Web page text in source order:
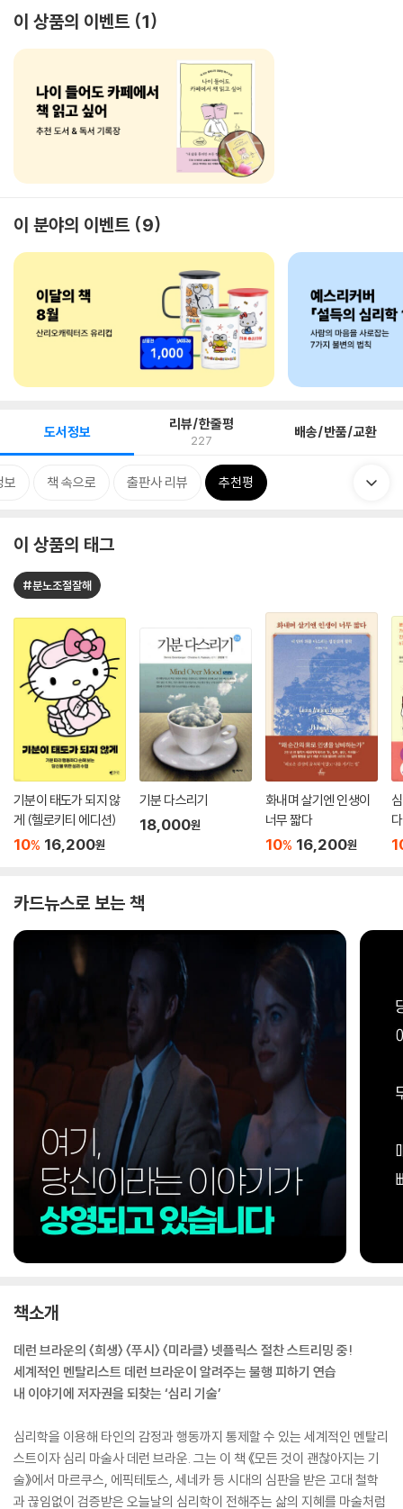
이 상품의 이벤트 1
이 분야의 이벤트 9
도서정보 리뷰/한줄평
227 배송/반품/교환
보 책 속으로 출판사 리뷰 추천평
이 상품의 태그
#분노조절잘해
기분이 태도가 되지 않
게 (헬로키티 에디션)
10% 16,200원
기분 다스리기
18,000원
화내며 살기엔 인생이
너무 짧다
10% 16,200원
다
카드뉴스로 보는 책
책소개
데런 브라운의 〈희생〉 〈푸시〉 〈미라클〉 넷플릭스 절찬 스트리밍 중!
세계적인 멘탈리스트 데런 브라운이 알려주는 불행 피하기 연습
내 이야기에 저자권을 되찾는 ‘심리 기술’
심리학을 이용해 타인의 감정과 행동까지 통제할 수 있는 세계적인 멘탈리
스트이자 심리 마술사 데런 브라운. 그는 이 책 《모든 것이 괜찮아지는 기
술》에서 마르쿠스, 에픽테토스, 세네카 등 시대의 심판을 받은 고대 철학
과 끊임없이 검증받은 오늘날의 심리학이 전해주는 삶의 지혜를 마술처럼